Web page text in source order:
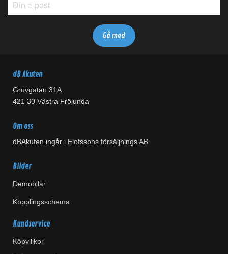
dB Akuten
Gruvgatan 31A
421 30 Västra Frölunda
Om oss
dBAkuten ingår i Elofssons försäljnings AB
Bilder
Demobilar
Kopplingsschema
Kundservice
Köpvillkor